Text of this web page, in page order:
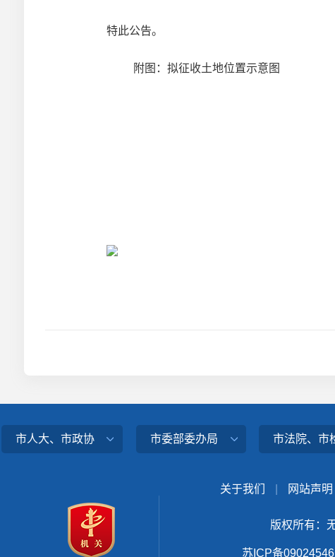
特此公告。
附图：拟征收土地位置示意图
市人大、市政协 市委部委办局 市法院、市
关于我们 网站声明
版权所有：
苏ICP备